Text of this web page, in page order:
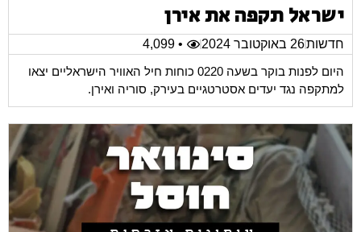
ישראל תקפה את אירן
חדשות26 באוקטובר 2024
• 4,099
היום לפנות בוקר בשעה 0220 כוחות חיל האוויר הישראליים יצאו
למתקפה נגד יעדים אסטרטגיים בעירק, סוריה ואירן.